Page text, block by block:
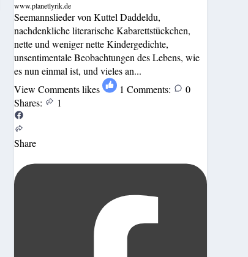
www.planetlyrik.de
Seemannslieder von Kuttel Daddeldu,
nachdenkliche literarische Kabarettstückchen,
nette und weniger nette Kindergedichte,
unsentimentale Beobachtungen des Lebens, wie
es nun einmal ist, und vieles an...
View Comments likes 1 Comments:
0
Shares:
1
Share